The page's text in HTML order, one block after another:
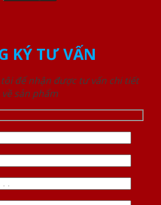
KÝ TƯ VẤN
để nhận được tư vấn chi tiết
về sản phẩm